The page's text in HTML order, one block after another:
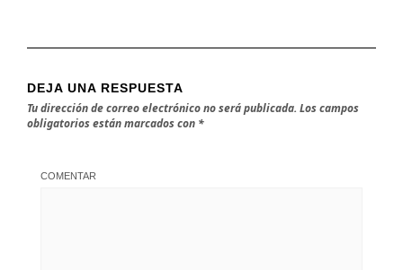
DEJA UNA RESPUESTA
Tu dirección de correo electrónico no será publicada. Los campos
obligatorios están marcados con *
COMENTAR